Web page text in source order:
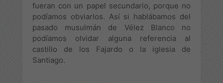
fueran con un papel secundario, porque no
podíamos obviarlos. Así si hablábamos del
pasado musulmán de Vélez Blanco no
podíamos olvidar alguna referencia al
castillo de los Fajardo o la iglesia de
Santiago.